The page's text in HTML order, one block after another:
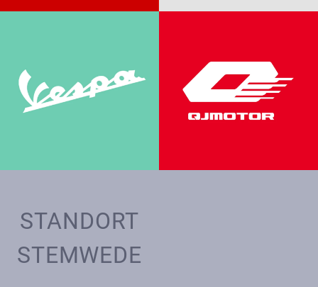
STANDORT
STEMWEDE